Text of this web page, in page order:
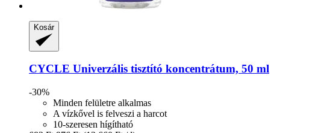
Kosár
CYCLE Univerzális tisztító koncentrátum, 50 ml
-30%
Minden felületre alkalmas
A vízkővel is felveszi a harcot
10-szeresen hígítható